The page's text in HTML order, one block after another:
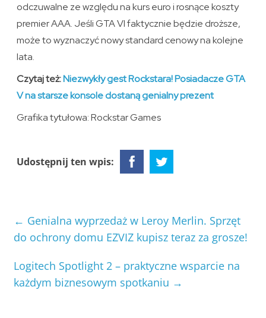
odczuwalne ze względu na kurs euro i rosnące koszty
premier AAA. Jeśli GTA VI faktycznie będzie droższe,
może to wyznaczyć nowy standard cenowy na kolejne
lata.
Czytaj też:Niezwykły gest Rockstara! Posiadacze GTA
V na starsze konsole dostaną genialny prezent
Grafika tytułowa: Rockstar Games
Udostępnij ten wpis:
← Genialna wyprzedaż w Leroy Merlin. Sprzęt
do ochrony domu EZVIZ kupisz teraz za grosze!
Logitech Spotlight 2 – praktyczne wsparcie na
każdym biznesowym spotkaniu →